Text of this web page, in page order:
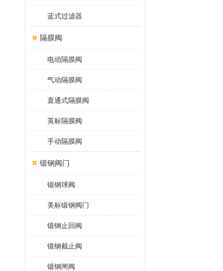
蓝式过滤器
隔膜阀
电动隔膜阀
气动隔膜阀
直通式隔膜阀
英标隔膜阀
手动隔膜阀
锻钢阀门
锻钢球阀
美标锻钢阀门
锻钢止回阀
锻钢截止阀
锻钢闸阀